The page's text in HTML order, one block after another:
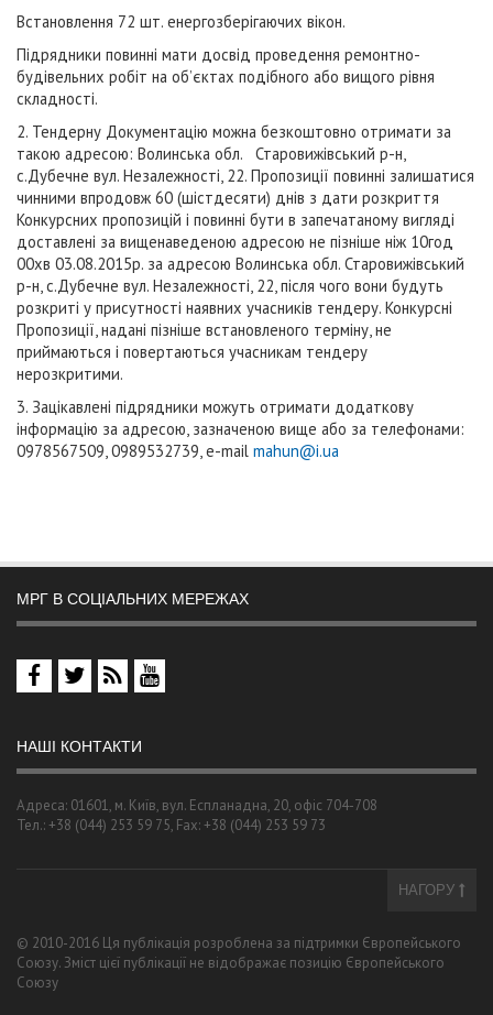
Встановлення 72 шт. енергозберігаючих вікон.
Підрядники повинні мати досвід проведення ремонтно-
будівельних робіт на об’єктах подібного або вищого рівня
складності.
2. Тендерну Документацію можна безкоштовно отримати за
такою адресою: Волинська обл. Старовижівський р-н,
с.Дубечне вул. Незалежності, 22. Пропозиції повинні залишатися
чинними впродовж 60 (шістдесяти) днів з дати розкриття
Конкурсних пропозицій і повинні бути в запечатаному вигляді
доставлені за вищенаведеною адресою не пізніше ніж 10год
00хв 03.08.2015р. за адресою Волинська обл. Старовижівський
р-н, с.Дубечне вул. Незалежності, 22, після чого вони будуть
розкриті у присутності наявних учасників тендеру. Конкурсні
Пропозиції, надані пізніше встановленого терміну, не
приймаються і повертаються учасникам тендеру
нерозкритими.
3. Зацікавлені підрядники можуть отримати додаткову
інформацію за адресою, зазначеною вище або за телефонами:
0978567509, 0989532739, e-mail mahun@i.ua
МРГ В СОЦІАЛЬНИХ МЕРЕЖАХ
НАШІ КОНТАКТИ
Адреса: 01601, м. Київ, вул. Еспланадна, 20, офіс 704-708
Тел.: +38 (044) 253 59 75, Fax: +38 (044) 253 59 73
НАГОРУ
© 2010-2016 Ця публікація розроблена за підтримки Європейського
Союзу. Зміст цієї публікації не відображає позицію Європейського
Союзу